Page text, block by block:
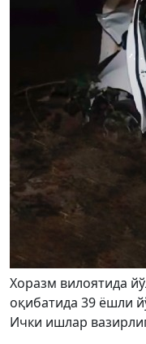
Хоразм вилоятида
оқибатида 39 ёшли
Ички ишлар